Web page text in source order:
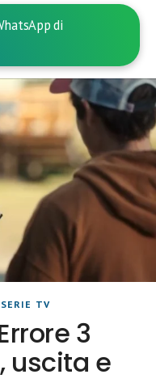
di
SERIE TV
3
uscita e